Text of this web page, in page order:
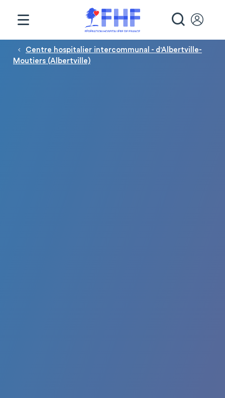
Fil d'Ariane
Centre hospitalier intercommunal - d'Albertville-
Moutiers (Albertville)
Panneau de gestion des cookies